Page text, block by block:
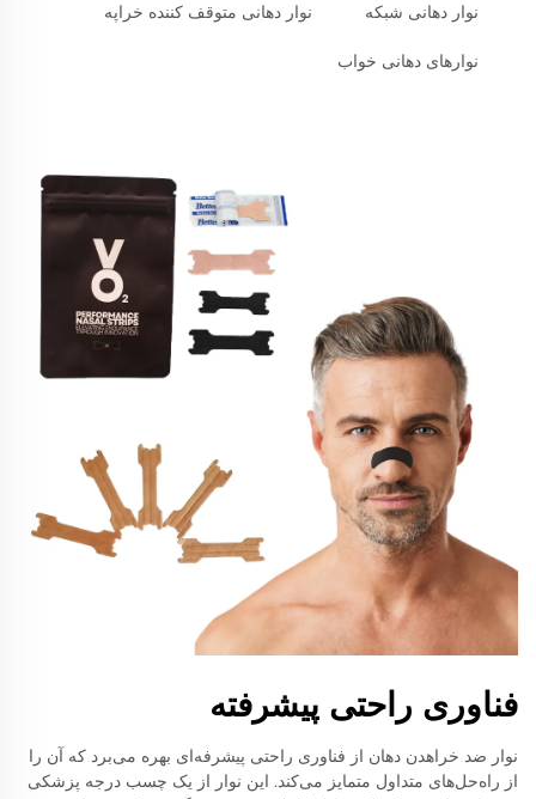
نوار دهانی شبکه نوار دهانی متوقف کننده خراپه
نوارهای دهانی خواب
فناوری راحتی پیشرفته
نوار ضد خراهدن دهان از فناوری راحتی پیشرفه‌ای بهره می‌برد که آن را
از راه‌حل‌های متداول متمایز می‌کند. این نوار از یک چسب درجه پزشکی